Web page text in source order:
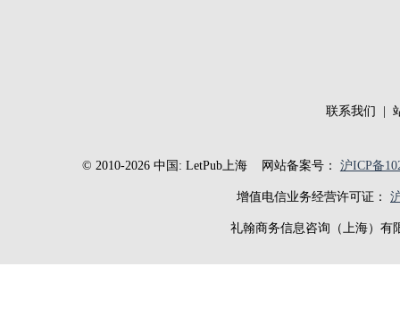
联系我们
© 2010-2026 中国: LetPub上海网站备案号： 沪ICP备
增值电信业务经营许可证：
礼翰商务信息咨询（上海）